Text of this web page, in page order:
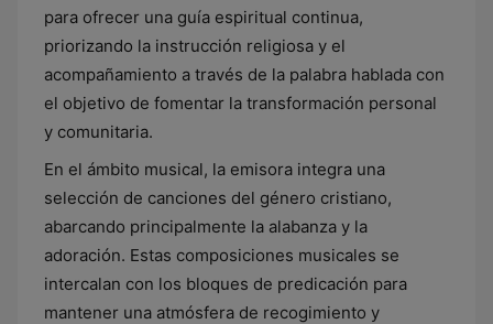
para ofrecer una guía espiritual continua,
priorizando la instrucción religiosa y el
acompañamiento a través de la palabra hablada con
el objetivo de fomentar la transformación personal
y comunitaria.
En el ámbito musical, la emisora integra una
selección de canciones del género cristiano,
abarcando principalmente la alabanza y la
adoración. Estas composiciones musicales se
intercalan con los bloques de predicación para
mantener una atmósfera de recogimiento y